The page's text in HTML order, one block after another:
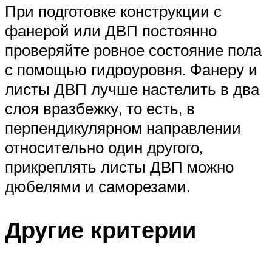
При подготовке конструкции с
фанерой или ДВП постоянно
проверяйте ровное состояние пола
с помощью гидроуровня. Фанеру и
листы ДВП лучше настелить в два
слоя вразбежку, то есть, в
перпендикулярном направлении
относительно один другого,
прикреплять листы ДВП можно
дюбелями и саморезами.
Другие критерии